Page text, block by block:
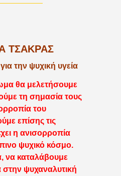
ΤΣΑΚΡΑΣ
την ψυχική υγεία
θα μελετήσουμε
τη σημασία τους
του
επίσης τις
η ανισορροπία
ψυχικό κόσμο.
να καταλάβουμε
ψυχαναλυτική